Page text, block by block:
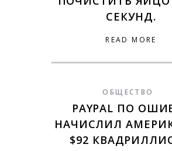
СЕКУНД.
READ MORE
ОБЩЕСТВО
PAYPAL ПО
НАЧИСЛИЛ
$92